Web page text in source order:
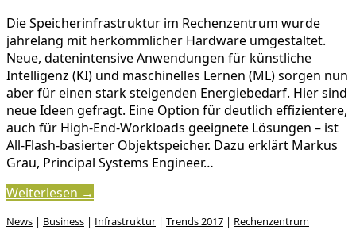
Die Speicherinfrastruktur im Rechenzentrum wurde
jahrelang mit herkömmlicher Hardware umgestaltet.
Neue, datenintensive Anwendungen für künstliche
Intelligenz (KI) und maschinelles Lernen (ML) sorgen nun
aber für einen stark steigenden Energiebedarf. Hier sind
neue Ideen gefragt. Eine Option für deutlich effizientere,
auch für High-End-Workloads geeignete Lösungen – ist
All-Flash-basierter Objektspeicher. Dazu erklärt Markus
Grau, Principal Systems Engineer…
Weiterlesen →
News | Business | Infrastruktur | Trends 2017 | Rechenzentrum